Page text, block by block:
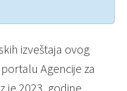
izveštaja ovog
Agencije za
je 2023. godine